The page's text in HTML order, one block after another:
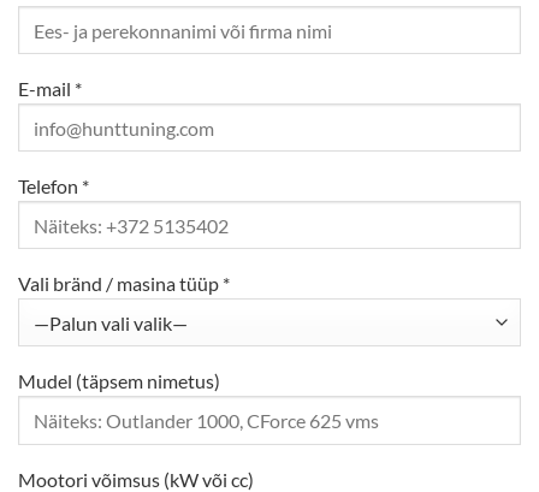
E-mail *
Telefon *
Vali bränd / masina tüüp *
Mudel (täpsem nimetus)
Mootori võimsus (kW või cc)